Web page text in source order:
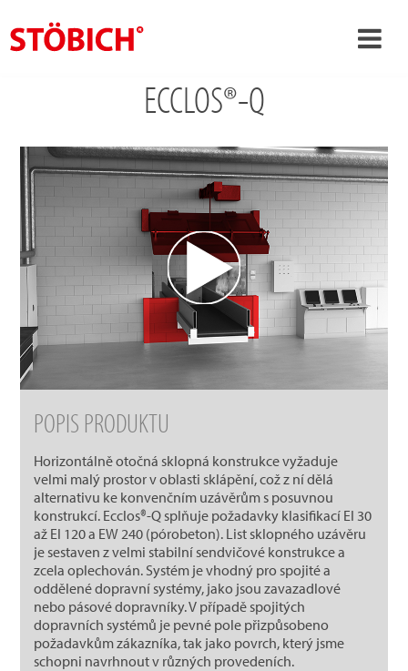
›
Rešení
Pověření
›
Tematické světy
Zprávy
Kontakt
ECCLOS®-Q
POPIS PRODUKTU
Horizontálně otočná sklopná konstrukce vyžaduje
velmi malý prostor v oblasti sklápění, což z ní dělá
alternativu ke konvenčním uzávěrům s posuvnou
konstrukcí. Ecclos®-Q splňuje požadavky klasifikací EI 30
až EI 120 a EW 240 (pórobeton). List sklopného uzávěru
je sestaven z velmi stabilní sendvičové konstrukce a
zcela oplechován. Systém je vhodný pro spojité a
oddělené dopravní systémy, jako jsou zavazadlové
nebo pásové dopravníky. V případě spojitých
dopravních systémů je pevné pole přizpůsobeno
požadavkům zákazníka, tak jako povrch, který jsme
schopni navrhnout v různých provedeních.